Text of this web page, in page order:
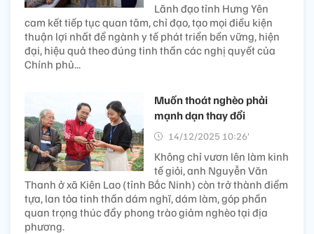
Lãnh đạo tỉnh Hưng Yên
cam kết tiếp tục quan tâm, chỉ đạo, tạo mọi điều kiện
thuận lợi nhất để ngành y tế phát triển bền vững, hiện
đại, hiệu quả theo đúng tinh thần các nghị quyết của
Chính phủ...
Muốn thoát nghèo phải
mạnh dạn thay đổi
14/12/2025 10:26’
Không chỉ vươn lên làm kinh
tế giỏi, anh Nguyễn Văn
Thanh ở xã Kiên Lao (tỉnh Bắc Ninh) còn trở thành điểm
tựa, lan tỏa tinh thần dám nghĩ, dám làm, góp phần
quan trọng thúc đẩy phong trào giảm nghèo tại địa
phương.